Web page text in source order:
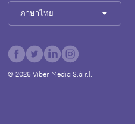
ภาษาไทย
© 2026Viber Media S.à r.l.